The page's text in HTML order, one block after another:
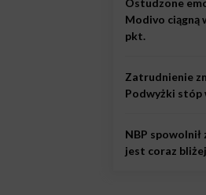
Ostudzone
Modivo ciągną
pkt.
Zatrudnienie
Podwyżki stóp
NBP spowolnił
jest coraz bliżej